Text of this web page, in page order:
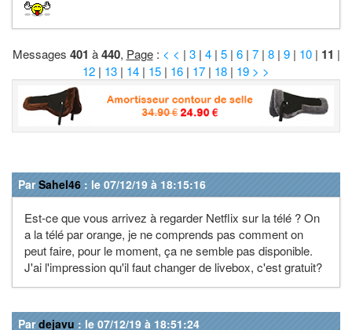
Messages 401 à440, Page: < < | 3| 4| 5| 6| 7| 8| 9| 10| 11 |
12 | 13 | 14 | 15 | 16 | 17 | 18 | 19 > >
ParSahel46 : le 07/12/19 à 18:15:16
Est-ce que vous arrivez à regarder Netflix sur la télé ? On
a la télé par orange, je ne comprends pas comment on
peut faire, pour le moment, ça ne semble pas disponible.
J'ai l'impression qu'il faut changer de livebox, c'est gratuit?
Pardejavu : le 07/12/19 à 18:51:24